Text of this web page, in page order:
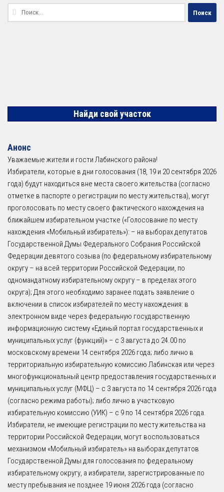
Найти:
Найди свой участок
Анонс
Уважаемые жители и гости Лабинского района!
Избиратели, которые в дни голосования (18, 19 и 20 сентября 2026
года) будут находиться вне места своего жительства (согласно
отметке в паспорте о регистрации по месту жительства), могут
проголосовать по месту своего фактического нахождения на
ближайшем избирательном участке («Голосование по месту
нахождения «Мобильный избиратель»): – на выборах депутатов
Государственной Думы Федерального Собрания Российской
Федерации девятого созыва (по федеральному избирательному
округу – на всей территории Российской Федерации, по
одномандатному избирательному округу – в пределах этого
округа); Для этого необходимо заранее подать заявление о
включении в список избирателей по месту нахождения: в
электронном виде через федеральную государственную
информационную систему «Единый портал государственных и
муниципальных услуг (функций)» – с 3 августа до 24.00 по
московскому времени 14 сентября 2026 года; либо лично в
территориальную избирательную комиссию Лабинская или через
многофункциональный центр предоставления государственных и
муниципальных услуг (МФЦ) – с 3 августа по 14 сентября 2026 года
(согласно режима работы); либо лично в участковую
избирательную комиссию (УИК) – с 9 по 14 сентября 2026 года.
Избиратели, не имеющие регистрации по месту жительства на
территории Российской Федерации, могут воспользоваться
механизмом «Мобильный избиратель» на выборах депутатов
Государственной Думы для голосования по федеральному
избирательному округу, а избиратели, зарегистрированные по
месту пребывания не позднее 19 июня 2026 года (согласно